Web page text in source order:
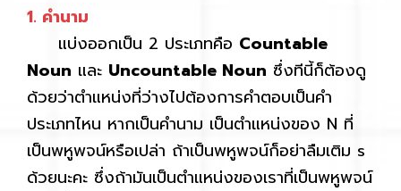
1. คำนาม
แบ่งออกเป็น 2 ประเภทคือ Countable
Noun และ Uncountable Noun ซึ่งทีนี้ก็ต้องดู
ด้วยว่าตำแหน่งที่ว่างไปต้องการคำตอบเป็นคำ
ประเภทไหน หากเป็นคำนาม เป็นตำแหน่งของ N ที่
เป็นพหูพจน์หรือเปล่า ถ้าเป็นพหูพจน์ก็อย่าลืมเติม s
ด้วยนะคะ ซึ่งถ้ามันเป็นตำแหน่งของเราที่เป็นพหูพจน์